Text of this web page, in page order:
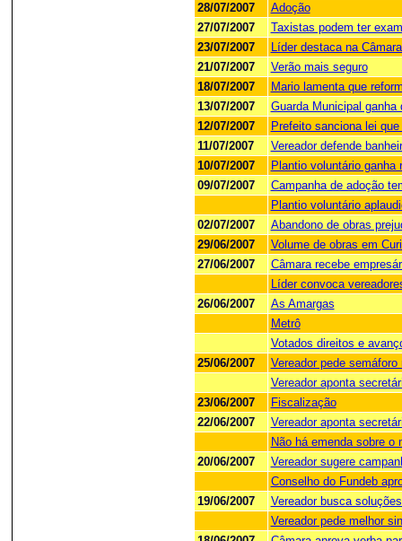
28/07/2007
Adoção
27/07/2007
Taxistas podem ter
23/07/2007
Líder destaca na
21/07/2007
Verão mais seguro
18/07/2007
Mario lamenta que
13/07/2007
Guarda Municipal ganha
12/07/2007
Prefeito sanciona lei
11/07/2007
Vereador defende
10/07/2007
Plantio voluntário ganha
09/07/2007
Campanha de adoção
Plantio voluntário
02/07/2007
Abandono de obras
29/06/2007
Volume de obras em
27/06/2007
Câmara recebe
Líder convoca
26/06/2007
As Amargas
Metrô
Votados direitos e
25/06/2007
Vereador pede semáforo
Vereador aponta
23/06/2007
Fiscalização
22/06/2007
Vereador aponta
Não há emenda sobre o
20/06/2007
Vereador sugere
Conselho do Fundeb
19/06/2007
Vereador busca
Vereador pede melhor